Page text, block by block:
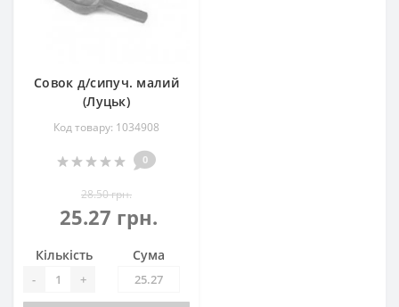
Совок д/сипуч. малий
(Луцьк)
Код товару: 1034908
0
28.50 грн.
25.27 грн.
Кількість
- +
Сума